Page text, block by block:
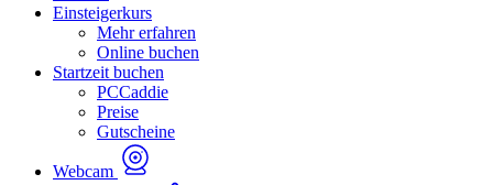
Einsteigerkurs
Mehr erfahren
Online buchen
Startzeit buchen
PCCaddie
Preise
Gutscheine
Webcam